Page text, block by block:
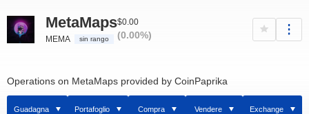
MetaMaps
MEMA sin rango
$0.00
(0.00%)
Operations on MetaMaps provided by CoinPaprika
Guadagna Portafoglio Compra Vendere Exchange